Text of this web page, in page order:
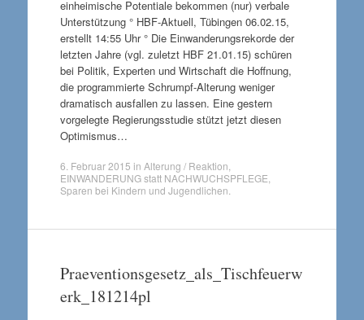
einheimische Potentiale bekommen (nur) verbale
Unterstützung ° HBF-Aktuell, Tübingen 06.02.15,
erstellt 14:55 Uhr ° Die Einwanderungsrekorde der
letzten Jahre (vgl. zuletzt HBF 21.01.15) schüren
bei Politik, Experten und Wirtschaft die Hoffnung,
die programmierte Schrumpf-Alterung weniger
dramatisch ausfallen zu lassen. Eine gestern
vorgelegte Regierungsstudie stützt jetzt diesen
Optimismus…
6. Februar 2015 in Alterung / Reaktion
EINWANDERUNG statt NACHWUCHSPFLEGE
Sparen bei Kindern und Jugendlichen
Praeventionsgesetz_als_Tischfeuerw
erk_181214pl